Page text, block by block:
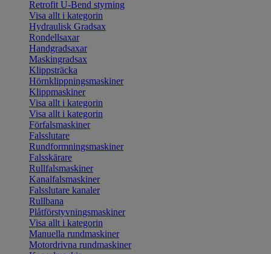
Retrofit U-Bend styrning
Visa allt i kategorin
Hydraulisk Gradsax
Rondellsaxar
Handgradsaxar
Maskingradsax
Klippsträcka
Hörnklippningsmaskiner
Klippmaskiner
Visa allt i kategorin
Visa allt i kategorin
Förfalsmaskiner
Falsslutare
Rundformningsmaskiner
Falsskärare
Rullfalsmaskiner
Kanalfalsmaskiner
Falsslutare kanaler
Rullbana
Plåtförstyvningsmaskiner
Visa allt i kategorin
Manuella rundmaskiner
Motordrivna rundmaskiner